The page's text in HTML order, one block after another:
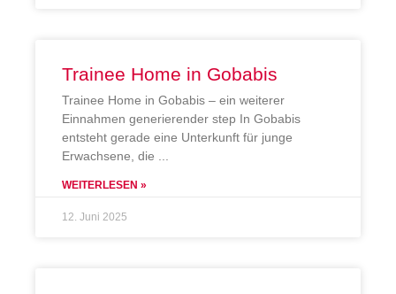
Trainee Home in Gobabis
Trainee Home in Gobabis – ein weiterer
Einnahmen generierender step In Gobabis
entsteht gerade eine Unterkunft für junge
Erwachsene, die
WEITERLESEN »
12. Juni 2025